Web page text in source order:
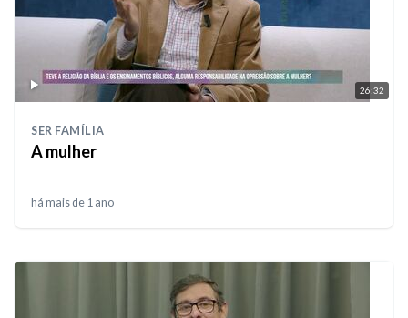
26:32
SER FAMÍLIA
A mulher
há mais de 1 ano